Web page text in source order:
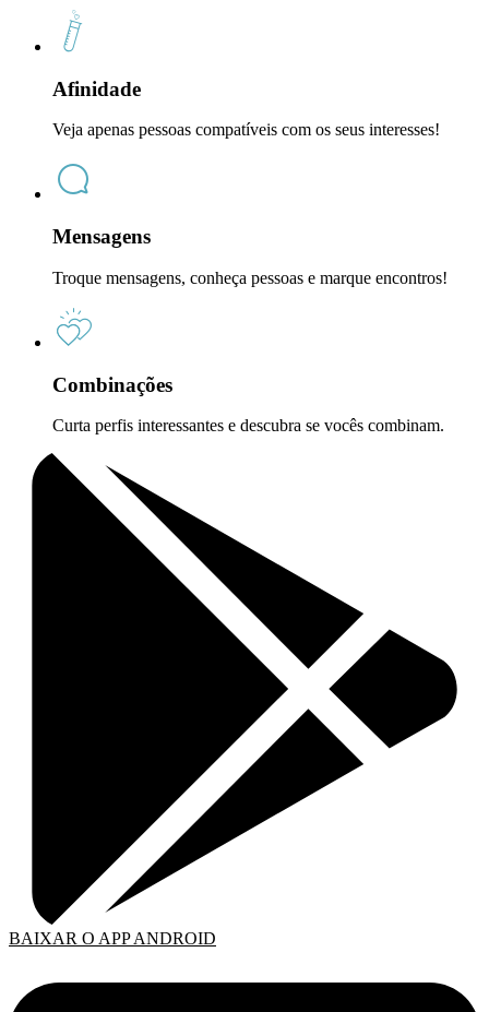
Afinidade
Veja apenas pessoas compatíveis com os seus interesses!
Mensagens
Troque mensagens, conheça pessoas e marque encontros!
Combinações
Curta perfis interessantes e descubra se vocês combinam.
BAIXAR O APP ANDROID